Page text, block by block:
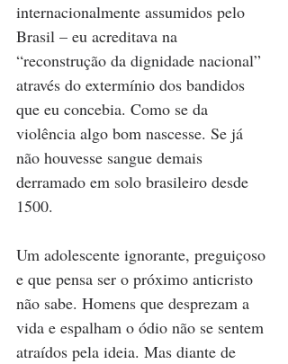
internacionalmente assumidos pelo
Brasil – eu acreditava na
“reconstrução da dignidade nacional”
através do extermínio dos bandidos
que eu concebia. Como se da
violência algo bom nascesse. Se já
não houvesse sangue demais
derramado em solo brasileiro desde
1500.
Um adolescente ignorante, preguiçoso
e que pensa ser o próximo anticristo
não sabe. Homens que desprezam a
vida e espalham o ódio não se sentem
atraídos pela ideia. Mas diante de